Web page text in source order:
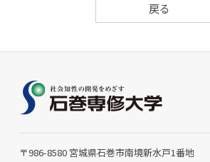
戻る
〒986-8580 宮城県石巻市南境新水戸1番地